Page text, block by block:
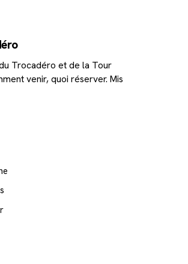
Trocadéro et de la Tour
venir, quoi réserver. Mis